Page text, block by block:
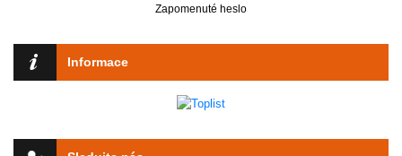
Zapomenuté heslo
Informace